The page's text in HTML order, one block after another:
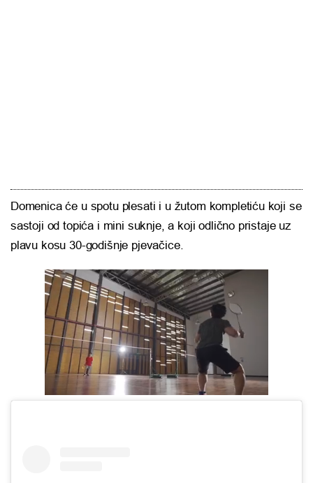
Domenica će u spotu plesati i u žutom kompletiću koji se
sastoji od topića i mini suknje, a koji odlično pristaje uz
plavu kosu 30-godišnje pjevačice.